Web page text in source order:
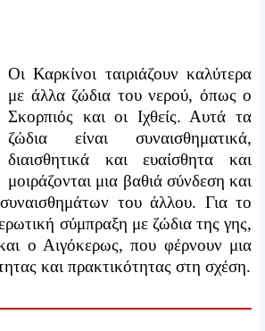
Οι Καρκίνοι ταιριάζουν καλύτερα
με άλλα ζώδια του νερού, όπως ο
Σκορπιός και οι Ιχθείς. Αυτά τα
ζώδια είναι συναισθηματικά,
διαισθητικά και ευαίσθητα και
μοιράζονται μια βαθιά σύνδεση και
του άλλου. Για το
σύμπραξη με ζώδια της γης,
ο Αιγόκερως, που φέρνουν μια
και πρακτικότητας στη σχέση.